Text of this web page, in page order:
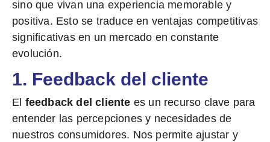
sino que vivan una experiencia memorable y
positiva. Esto se traduce en ventajas competitivas
significativas en un mercado en constante
evolución.
1. Feedback del cliente
El feedback del cliente es un recurso clave para
entender las percepciones y necesidades de
nuestros consumidores. Nos permite ajustar y